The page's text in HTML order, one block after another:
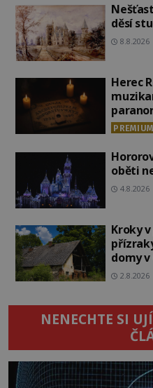
děsí
8.8.2026
Herec
PREMIUM
oběti
4.8.2026
Kroky
domy
2.8.2026
NENECHTE SI